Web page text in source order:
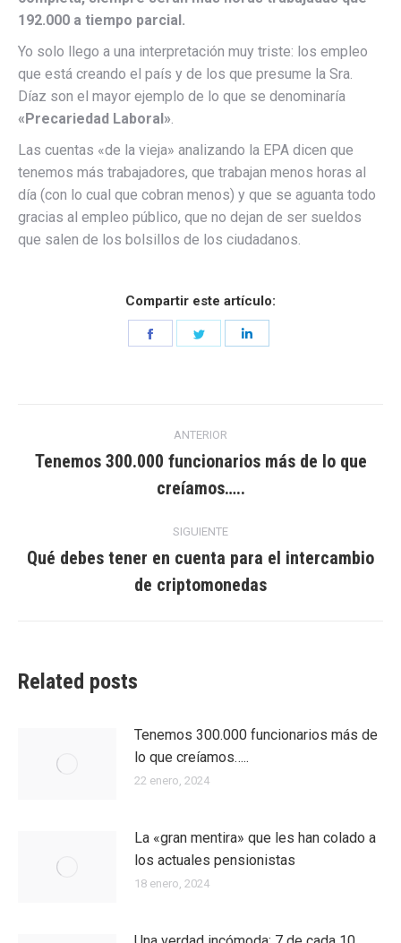
192.000 a tiempo parcial.
Yo solo llego a una interpretación muy triste: los empleo
que está creando el país y de los que presume la Sra.
Díaz son el mayor ejemplo de lo que se denominaría
«Precariedad Laboral».
Las cuentas «de la vieja» analizando la EPA dicen que
tenemos más trabajadores, que trabajan menos horas al
día (con lo cual que cobran menos) y que se aguanta todo
gracias al empleo público, que no dejan de ser sueldos
que salen de los bolsillos de los ciudadanos.
Compartir este artículo:
Share
entre
ANTERIOR
anterior:
Tenemos 300.000 funcionarios más de lo que
creíamos…..
SIGUIENTE
Entrada
siguiente:
Qué debes tener en cuenta para el intercambio
de criptomonedas
Related posts
Tenemos 300.000 funcionarios más de
lo que creíamos…..
22 enero, 2024
La «gran mentira» que les han colado a
los actuales pensionistas
18 enero, 2024